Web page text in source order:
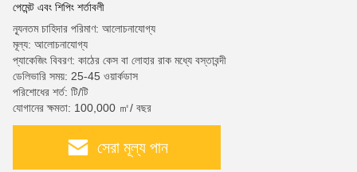
পেমেন্ট এবং শিপিং শর্তাবলী
ন্যূনতম চাহিদার পরিমাণ: আলোচনাযোগ্য
মূল্য: আলোচনাযোগ্য
প্যাকেজিং বিবরণ: কাঠের কেস বা লোহার রাক মধ্যে বস্তাবন্দী
ডেলিভারি সময়: 25-45 ওয়ার্কডাস
পরিশোধের শর্ত: টি/টি
যোগানের ক্ষমতা: 100,000 ㎡/ বছর
সেরা মূল্য পান